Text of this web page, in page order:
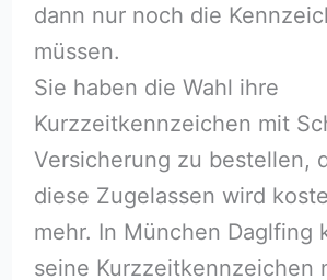
dann nur noch die
müssen.
Sie haben die Wahl ihre
Kurzzeitkennzeichen mit
Versicherung zu bestellen,
diese Zugelassen wird
mehr. In München Daglfing
seine Kurzzeitkennzeichen